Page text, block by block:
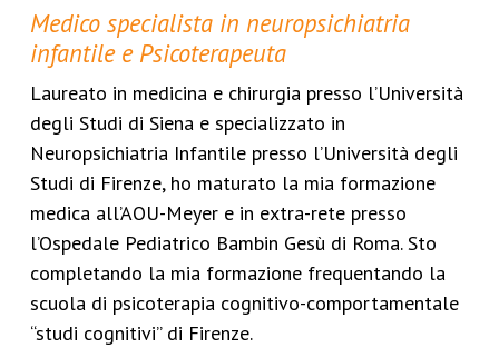
Medico specialista in neuropsichiatria
infantile e Psicoterapeuta
Laureato in medicina e chirurgia presso l’Università
degli Studi di Siena e specializzato in
Neuropsichiatria Infantile presso l’Università degli
Studi di Firenze, ho maturato la mia formazione
medica all’AOU-Meyer e in extra-rete presso
l’Ospedale Pediatrico Bambin Gesù di Roma. Sto
completando la mia formazione frequentando la
scuola di psicoterapia cognitivo-comportamentale
“studi cognitivi” di Firenze.